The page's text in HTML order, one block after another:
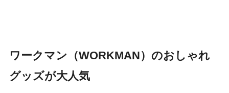
ワークマン（WORKMAN）のおしゃれ
グッズが大人気